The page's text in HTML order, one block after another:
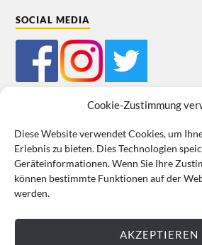
Cookie-Zustimmung
Diese Website verwendet Cookies, um
Erlebnis zu bieten. Dies Technologien
Geräteinformationen. Wenn Sie Ihre
können bestimmte Funktionen auf der
werden.
AKZEPTIEREN
SOCIAL MEDIA
Mein Bestellkonto
Cookie-Richtlinie (EU) Impressum
VERTRAG WIDERRUFEN